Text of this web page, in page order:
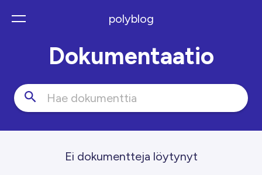
polyblog
Dokumentaatio
Ei dokumentteja löytynyt